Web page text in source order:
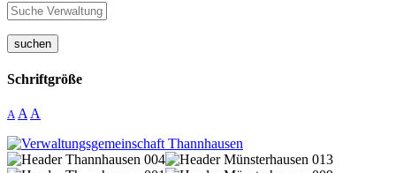
suchen
Schriftgröße
A A A